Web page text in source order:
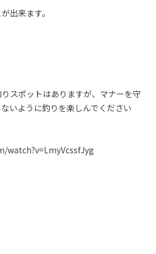
出来ます。
スポットはありますが、マナーを守
いように釣りを楽しんでください
watch?v=LmyVcssfJyg